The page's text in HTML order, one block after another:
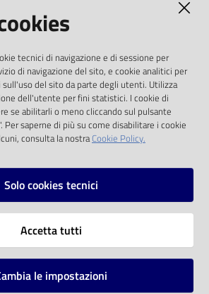
previste dalla direttiva
CE e dal d.lgs. 36/2006
tecnici di navigazione e di sessione per
di navigazione del sito, e cookie analitici per
del sito da parte degli utenti. Utilizza
dell'utente per fini statistici. I cookie di
se abilitarli o meno cliccando sul pulsante
Per saperne di più su come disabilitare i cookie
consulta la nostraCookie Policy.
Solo cookies tecnici
Accetta tutti
le impostazioni